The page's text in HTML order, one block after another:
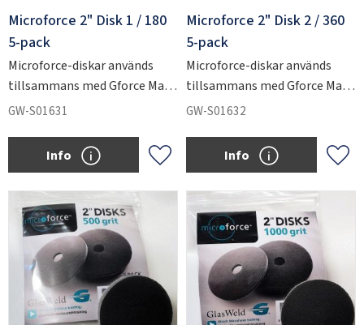
Microforce 2" Disk 1 / 180
5-pack
Microforce-diskar används
tillsammans med Gforce Max
för att slipa ner kraftiga
GW-S01631
Lägg till i favoriter
Info
Microforce 2" Disk 2 / 360
5-pack
Microforce-diskar används
tillsammans med Gforce Max
för att slipa ner kraftiga
GW-S01632
Info